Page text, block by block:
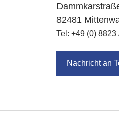
82481
Tel: +49 (0) 8823
Nachricht an